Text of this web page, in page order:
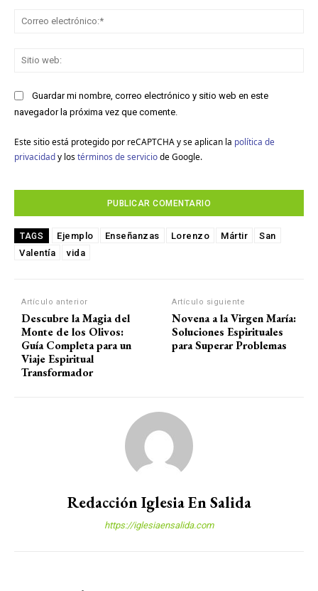
Guardar mi nombre, correo electrónico y sitio web en este
navegador la próxima vez que comente.
Este sitio está protegido por reCAPTCHA y se aplican la política de
privacidady los términos de serviciode Google.
TAGS Ejemplo Enseñanzas Lorenzo Mártir
San
Valentía
vida
Artículo anterior
Descubre la Magia del
Monte de los Olivos:
Guía Completa para un
Viaje Espiritual
Transformador
Artículo siguiente
Novena a la Virgen María:
Soluciones Espirituales
para Superar Problemas
Redacción Iglesia En Salida
https://iglesiaensalida.com